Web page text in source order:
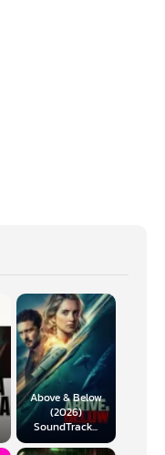
Above & Below
(2026)
SoundTrack...